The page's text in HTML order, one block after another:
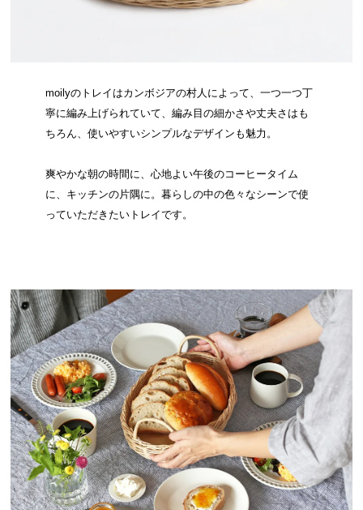
moilyのトレイはカンボジアの村人によって、一つ一つ丁
寧に編み上げられていて、編み目の細かさや丈夫さはも
ちろん、使いやすいシンプルなデザインも魅力。
爽やかな朝の時間に、心地よい午後のコーヒータイム
に、キッチンの片隅に。暮らしの中の色々なシーンで使
っていただきたいトレイです。